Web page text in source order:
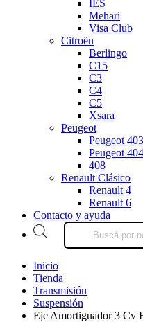
IES
Mehari
Visa Club
Citroën
Berlingo
C15
C3
C4
C5
Xsara
Peugeot
Peugeot 403
Peugeot 404
408
Renault Clásico
Renault 4
Renault 6
Contacto y ayuda
Products
Inicio
Tienda
Transmisión
Suspensión
Eje Amortiguador 3 Cv